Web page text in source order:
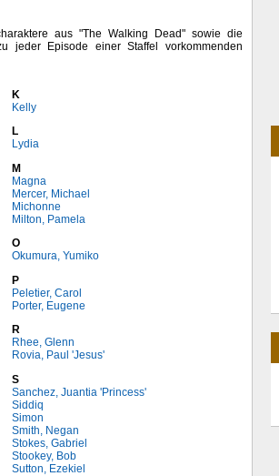
aus "The Walking Dead" sowie die
jeder Episode einer Staffel vorkommenden
K
Kelly
L
Lydia
M
Magna
Mercer, Michael
Michonne
Milton, Pamela
O
Okumura, Yumiko
P
Peletier, Carol
Porter, Eugene
R
Rhee, Glenn
Rovia, Paul 'Jesus'
S
Sanchez, Juantia 'Princess'
Siddiq
Simon
Smith, Negan
Stokes, Gabriel
Stookey, Bob
Sutton, Ezekiel